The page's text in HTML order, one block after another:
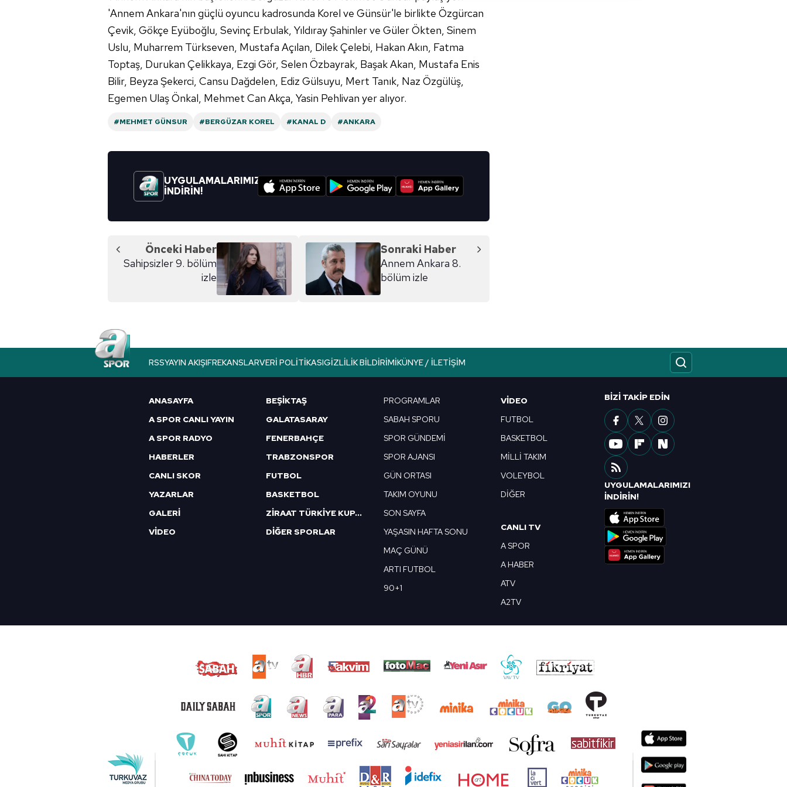
Çerezlere ilişkin tercihlerinizi aşağıda yer alan panel vasıtasıyla belirleyebilirsiniz. Çerezlere ilişkin detaylı bilgi için Ayarlar
butonuna tıklayabilir,
Çerez Bilgilendirme Metnimizi
6698 sayılı Kişisel Verilerin Korunması Kanunu uyarınca hazırlanmış Aydınlatma Metnimizi okumak ve sitemizde ilgili
mevzuata uygun olarak kullanılan çerezlerle ilgili bilgi almak için lütfentıklayınız
'Annem Ankara'nın güçlü oyuncu kadrosunda Korel ve Günsür'le birlikte Özgürcan
Çevik, Gökçe Eyüboğlu, Sevinç Erbulak, Yıldıray Şahinler ve Güler Ökten, Sinem
Uslu, Muharrem Türkseven, Mustafa Açılan, Dilek Çelebi, Hakan Akın, Fatma
Toptaş, Durukan Çelikkaya, Ezgi Gör, Selen Özbayrak, Başak Akan, Mustafa Enis
Bilir, Beyza Şekerci, Cansu Dağdelen, Ediz Gülsuyu, Mert Tanık, Naz Özgülüş,
Egemen Ulaş Önkal, Mehmet Can Akça, Yasin Pehlivan yer alıyor.
#MEHMET GÜNSUR #BERGÜZAR KOREL #KANAL D #ANKARA
UYGULAMALARIMIZI
İNDİRİN!
Önceki Haber
Sahipsizler 9. bölüm
izle
Sonraki Haber
Annem Ankara 8.
bölüm izle
RSSYAYIN AKIŞIFREKANSLARVERI POLITIKASIGIZLILIK BILDIRIMIKÜNYE / İLETIŞIM
ANASAYFA
A SPOR CANLI YAYIN
A SPOR RADYO
HABERLER
CANLI SKOR
YAZARLAR
GALERİ
VİDEO
BEŞİKTAŞ
GALATASARAY
FENERBAHÇE
TRABZONSPOR
FUTBOL
BASKETBOL
ZİRAAT TÜRKİYE KUPASI
DİĞER SPORLAR
PROGRAMLAR
SABAH SPORU
SPOR GÜNDEMİ
SPOR AJANSI
GÜN ORTASI
TAKIM OYUNU
SON SAYFA
YAŞASIN HAFTA SONU
MAÇ GÜNÜ
ARTI FUTBOL
90+1
VIDEO
FUTBOL
BASKETBOL
MİLLİ TAKIM
VOLEYBOL
DİĞER
CANLI TV
A SPOR
A HABER
ATV
A2TV
BIZI TAKIP EDIN
UYGULAMALARIMIZI
İNDİRİN!